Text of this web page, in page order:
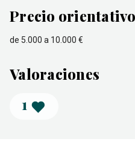
Precio orientativo
de 5.000 a 10.000 €
Valoraciones
1